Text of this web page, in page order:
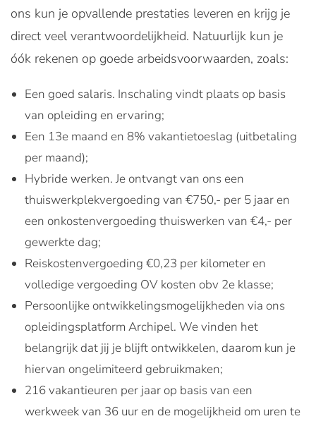
ons kun je opvallende prestaties leveren en krijg je
direct veel verantwoordelijkheid. Natuurlijk kun je
óók rekenen op goede arbeidsvoorwaarden, zoals:
Een goed salaris. Inschaling vindt plaats op basis
van opleiding en ervaring;
Een 13e maand en 8% vakantietoeslag (uitbetaling
per maand);
Hybride werken. Je ontvangt van ons een
thuiswerkplekvergoeding van €750,- per 5 jaar en
een onkostenvergoeding thuiswerken van €4,- per
gewerkte dag;
Reiskostenvergoeding €0,23 per kilometer en
volledige vergoeding OV kosten obv 2e klasse;
Persoonlijke ontwikkelingsmogelijkheden via ons
opleidingsplatform Archipel. We vinden het
belangrijk dat jij je blijft ontwikkelen, daarom kun je
hiervan ongelimiteerd gebruikmaken;
216 vakantieuren per jaar op basis van een
werkweek van 36 uur en de mogelijkheid om uren te